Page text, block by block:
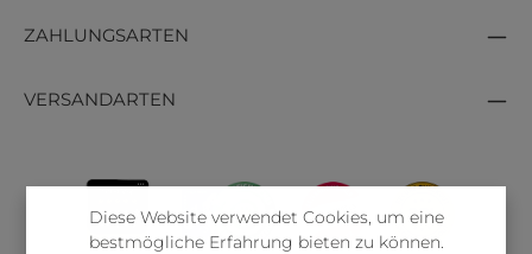
ZAHLUNGSARTEN
VERSANDARTEN
Diese Website verwendet Cookies, um eine
bestmögliche Erfahrung bieten zu können.